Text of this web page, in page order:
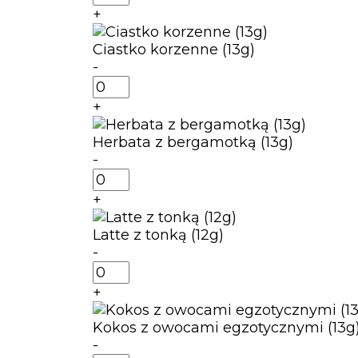
Aperol
Spritz
(13g)
+
Ciastko korzenne (13g)
-
ilość
Ciastko
korzenne
(13g)
+
Herbata z bergamotką (13g)
-
ilość
Herbata
z
bergamotką
+
Latte z tonką (12g)
-
ilość
Latte
z
tonką
+
Kokos z owocami egzotycznymi
-